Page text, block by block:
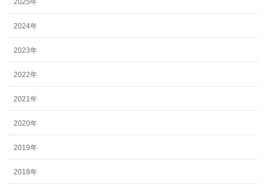
2025年
2024年
2023年
2022年
2021年
2020年
2019年
2018年